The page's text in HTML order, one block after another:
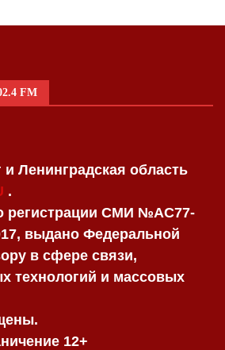
FM
и Ленинградская область
.
регистрации СМИ №AC77-
выдано Федеральной
в сфере связи,
технологий и массовых
12+